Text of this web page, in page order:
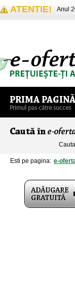
ATENTIE! Anul
Esti pe pagina: e-